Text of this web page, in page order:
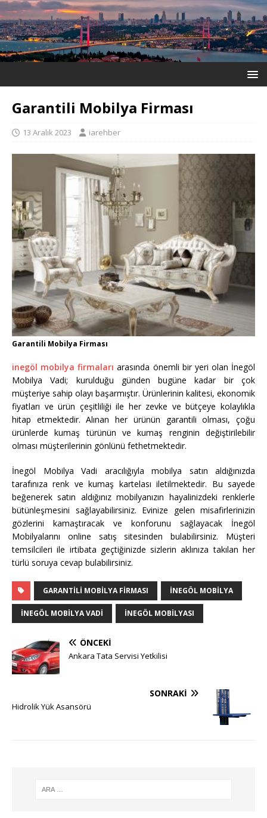
Garantili Mobilya Firması
13 Aralık 2023 iarehber
Garantili Mobilya Firması
inegöl mobilya firmaları arasında önemli bir yeri olan İnegöl
Mobilya Vadi; kurulduğu günden bugüne kadar bir çok
müşteriye sahip olayı başarmıştır. Ürünlerinin kalitesi, ekonomik
fiyatları ve ürün çeşitliliği ile her zevke ve bütçeye kolaylıkla
hitap etmektedir. Alınan her ürünün garantili olması, çoğu
ürünlerde kumaş türünün ve kumaş renginin değiştirilebilir
olması müşterilerinin gönlünü fethetmektedir.
İnegöl Mobilya Vadi aracılığıyla mobilya satın aldığınızda
tarafınıza renk ve kumaş kartelası iletilmektedir. Bu sayede
beğenerek satın aldığınız mobilyanızın hayalinizdeki renklerle
bütünleşmesini sağlayabilirsiniz. Evinize gelen misafirlerinizin
gözlerini kamaştıracak ve konforunu sağlayacak İnegöl
Mobilyalarını online satış sitesinden bulabilirsiniz. Müşteri
temsilcileri ile irtibata geçtiğinizde sizlerin aklınıza takılan her
türlü soruya cevap bulabilirsiniz.
GARANTILI MOBILYA FIRMASI INEGÖL MOBILYA
INEGÖL MOBILYA VADI INEGÖL MOBILYASI
ÖNCEKI
Ankara Tata Servisi Yetkilisi
SONRAKI
Hidrolik Yük Asansörü